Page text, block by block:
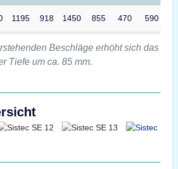
1195 918 1450 855 470 590
Beschläge erhöht sich das
Tiefe um ca. 85 mm.